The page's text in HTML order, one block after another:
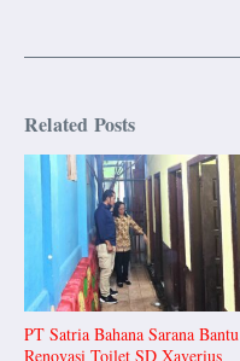
Related Posts
PT Satria Bahana Sarana Bantu
Renovasi Toilet SD Xaverius